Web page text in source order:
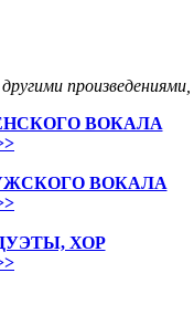
ВОКАЛА
ВОКАЛА
ХОР